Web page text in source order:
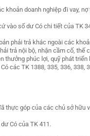
khoản doanh nghiệp đi vay,
vào số dư Có chi tiết của TK
phải trả khác ngoài các
trả nội bộ, nhận cầm cố,
thưởng phúc lợi, quỹ phát
các TK 1388, 335, 336, 338,
thực góp của các chủ sở
Có của TK 411.